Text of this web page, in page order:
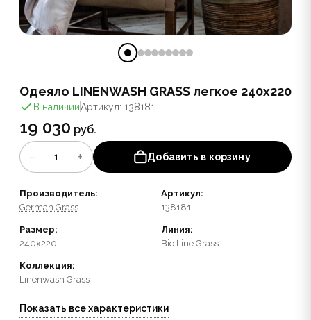
Одеяло LINENWASH GRASS легкое 240x220
В наличииАртикул: 138181
19 030 руб.
− 1 + Добавить в корзину
Производитель:
German Grass
Артикул:
138181
Размер:
240x220
Линия:
Bio Line Grass
Коллекция:
Linenwash Grass
Показать все характеристики